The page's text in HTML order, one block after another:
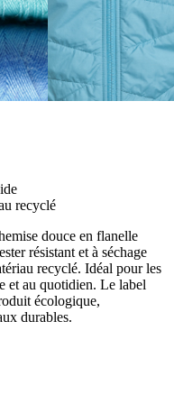
recyclé
douce en flanelle
résistant et à séchage
recyclé. Idéal pour les
et au quotidien. Le label
écologique,
durables.